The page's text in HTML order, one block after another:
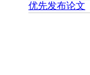
优先发布论文